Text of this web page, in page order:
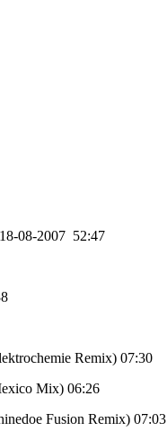
08-2007 52:47
Remix) 07:30
Mix) 06:26
Fusion Remix) 07:03